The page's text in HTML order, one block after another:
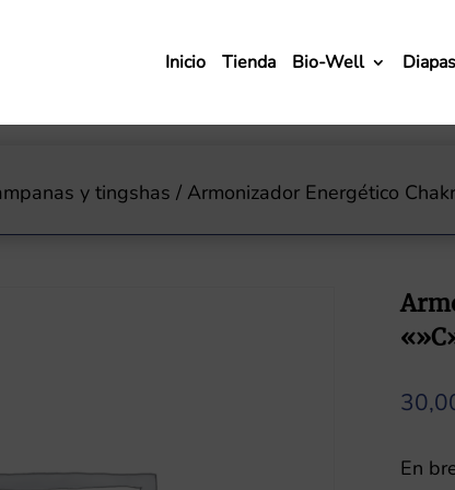
Inicio Tienda Bio-Well
y tingshas / Armonizador Energético
En